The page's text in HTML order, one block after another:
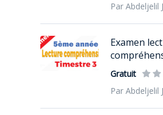
Par Abdeljelil
Examen
Gratuit
Par Abdeljelil